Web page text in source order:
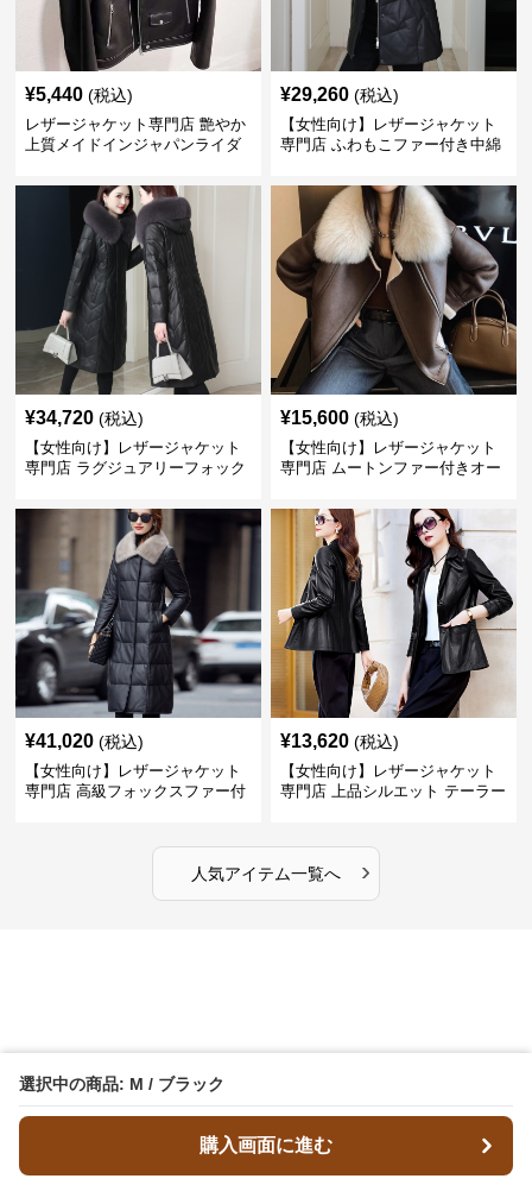
選択中の商品: M / ブラック
購入画面に進む
¥5,440 (税込)
レザージャケット専門店 艶やか
上質メイドインジャパンライダ
¥29,260 (税込)
【女性向け】レザージャケット
専門店 ふわもこファー付き中綿
¥34,720 (税込)
【女性向け】レザージャケット
専門店 ラグジュアリーフォック
¥15,600 (税込)
【女性向け】レザージャケット
専門店 ムートンファー付きオー
¥41,020 (税込)
【女性向け】レザージャケット
専門店 高級フォックスファー付
¥13,620 (税込)
【女性向け】レザージャケット
専門店 上品シルエット テーラー
人気アイテム一覧へ ›